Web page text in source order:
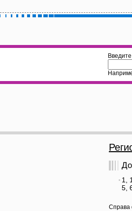
1,
5,
Справа